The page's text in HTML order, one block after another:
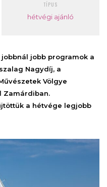
TÍPUS
hétvégi ajánló
jobb programok a
Nagydíj, a
Völgye
Zamárdiban.
a hétvége legjobb